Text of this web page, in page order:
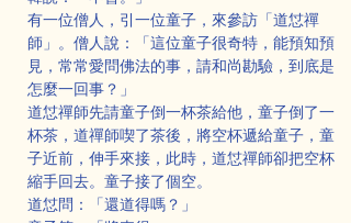
有一位僧人，引一位童子，來參訪「道怤禪
師」。僧人說：「這位童子很奇特，能預知預
見，常常愛問佛法的事，請和尚勘驗，到底是
怎麼一回事？」
道怤禪師先請童子倒一杯茶給他，童子倒了一
杯茶，道禪師喫了茶後，將空杯遞給童子，童
子近前，伸手來接，此時，道怤禪師卻把空杯
縮手回去。童子接了個空。
道怤問：「還道得嗎？」